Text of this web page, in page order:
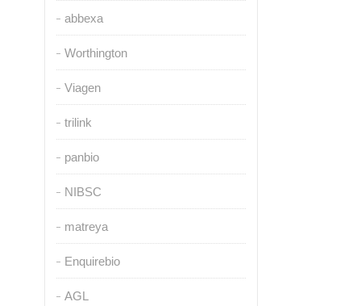
abbexa
Worthington
Viagen
trilink
panbio
NIBSC
matreya
Enquirebio
AGL